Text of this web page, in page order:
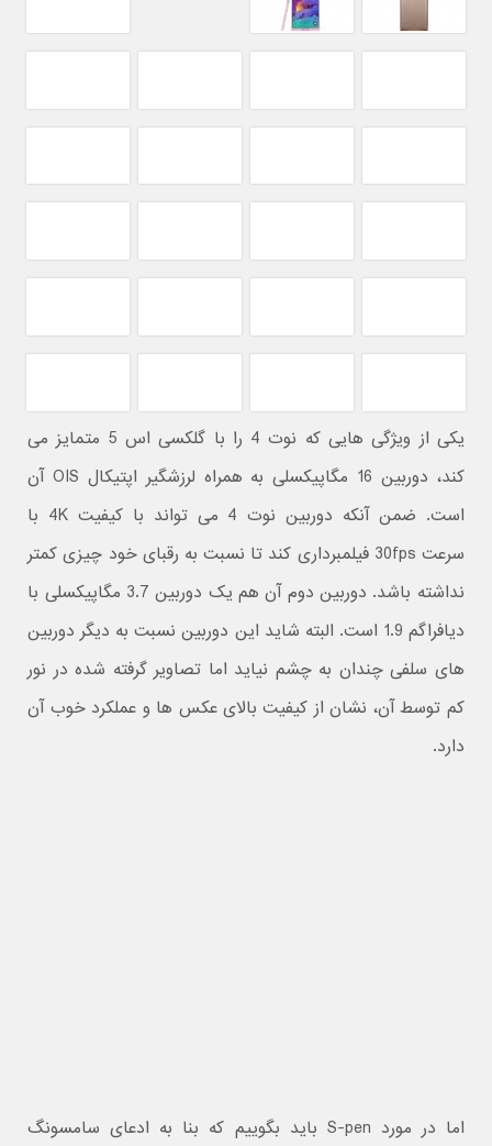
یکی از ویژگی هایی که نوت 4 را با گلکسی اس 5 متمایز می
کند، دوربین 16 مگاپیکسلی به همراه لرزشگیر اپتیکال OIS آن
است. ضمن آنکه دوربین نوت 4 می تواند با کیفیت 4K با
سرعت 30fps فیلمبرداری کند تا نسبت به رقبای خود چیزی کمتر
نداشته باشد. دوربین دوم آن هم یک دوربین 3.7 مگاپیکسلی با
دیافراگم 1.9 است. البته شاید این دوربین نسبت به دیگر دوربین
های سلفی چندان به چشم نیاید اما تصاویر گرفته شده در نور
کم توسط آن، نشان از کیفیت بالای عکس ها و عملکرد خوب آن
دارد.
اما در مورد S-pen باید بگوییم که بنا به ادعای سامسونگ